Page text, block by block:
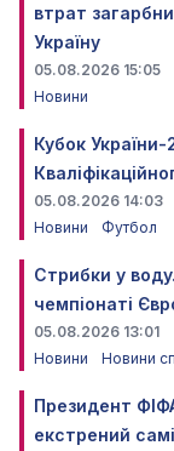
втрат
Україну
05.08.2026 15:05
Новини
Кубок
05.08.2026 14:03
Новини
Футбол
Стрибки у
чемпіонаті
05.08.2026 13:01
Новини
Новини
Президент
екстрений